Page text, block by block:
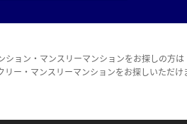
ョン・マンスリーマンションをお探しの方
ー・マンスリーマンションをお探しいただ